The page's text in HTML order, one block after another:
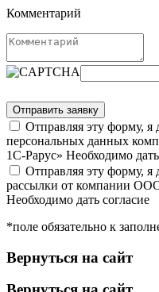
Комментарий
Отправляя эту форму, я
персональных данных
1С-Рарус» Необходимо
Отправляя эту форму, я
рассылки от компании
Необходимо дать согласие
*поле обязательно к
Вернуться на сайт